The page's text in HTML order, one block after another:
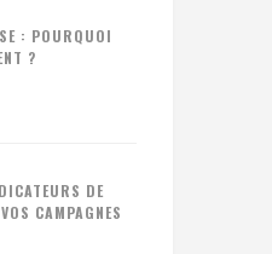
: POURQUOI
?
DE
CAMPAGNES